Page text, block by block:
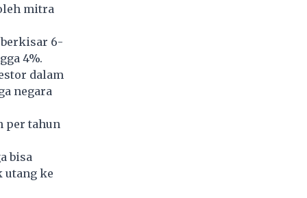
mitra
6-
4%.
dalam
negara
per tahun
bisa
utang ke